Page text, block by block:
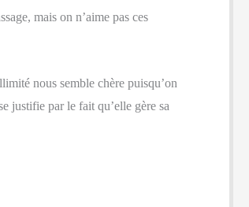
mais on n’aime pas ces
nous semble chère puisqu’on
justifie par le fait qu’elle gère sa